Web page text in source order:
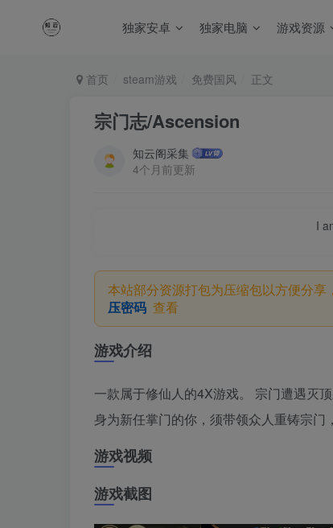
独家安卓 独家电脑 游戏资源
首页 steam游戏 免费国风 正文
宗门志/Ascension
知云阁采集
4个月前更新
I
本站部分资源打包为压缩包以方便分
压密码 查看
游戏介绍
一款属于修仙人的4X游戏。 宗门遭遇灭
身为新任掌门的你，须带领众人重铸宗门
游戏视频
游戏截图